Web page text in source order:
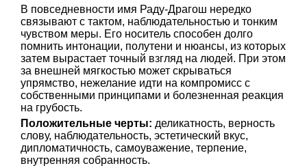
В повседневности имя Раду-Драгош нередко
связывают с тактом, наблюдательностью и тонким
чувством меры. Его носитель способен долго
помнить интонации, полутени и нюансы, из которых
затем вырастает точный взгляд на людей. При этом
за внешней мягкостью может скрываться
упрямство, нежелание идти на компромисс с
собственными принципами и болезненная реакция
на грубость.
Положительные черты: деликатность, верность
слову, наблюдательность, эстетический вкус,
дипломатичность, самоуважение, терпение,
внутренняя собранность.